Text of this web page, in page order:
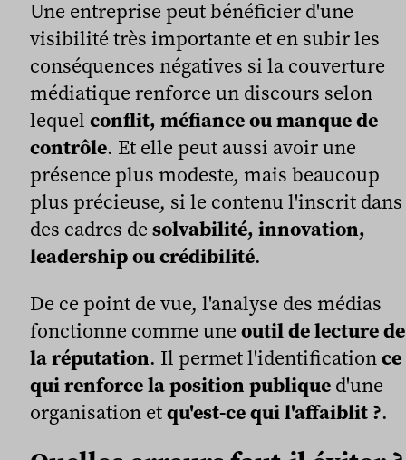
Une entreprise peut bénéficier d'une
visibilité très importante et en subir les
conséquences négatives si la couverture
médiatique renforce un discours selon
lequel conflit, méfiance ou manque de
contrôle. Et elle peut aussi avoir une
présence plus modeste, mais beaucoup
plus précieuse, si le contenu l'inscrit dans
des cadres de solvabilité, innovation,
leadership ou crédibilité.
De ce point de vue, l'analyse des médias
fonctionne comme une outil de lecture de
la réputation. Il permet l'identificationce
qui renforce la position publique d'une
organisation etqu'est-ce qui l'affaiblit ?.